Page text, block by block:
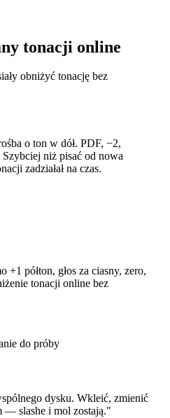
tonacji online
obniżyć tonację bez
o ton w dół. PDF, −2,
niż pisać od nowa
zadziałał na czas.
+1 półton, głos za ciasny, zero,
tonacji online bez
do próby
dysku. Wkleić, zmienić
— slashe i mol zostają."